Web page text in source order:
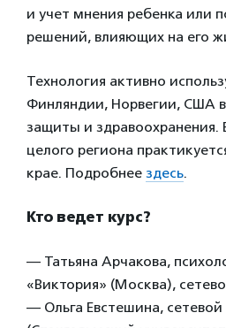
и учет мнения ребенка или
решений, влияющих на его
Технология активно
Финляндии, Норвегии, США
защиты и здравоохранения.
целого региона
крае. Подробнее здесь.
Кто ведет курс?
— Татьяна Арчакова,
«Виктория» (Москва),
— Ольга Евстешина, сетевой